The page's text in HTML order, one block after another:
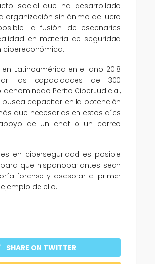
social que ha desarrollado
organización sin ánimo de lucro
la fusión de escenarios
en materia de seguridad
cibereconómica.
Latinoamérica en el año 2018
las capacidades de 300
denominado Perito CiberJudicial,
busca capacitar en la obtención
que necesarias en estos días
de un chat o un correo
en ciberseguridad es posible
que hispanoparlantes sean
forense y asesorar el primer
de ello.
SHARE ON TWITTER